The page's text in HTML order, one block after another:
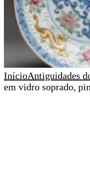
InícioAntiguidades
em vidro soprado,